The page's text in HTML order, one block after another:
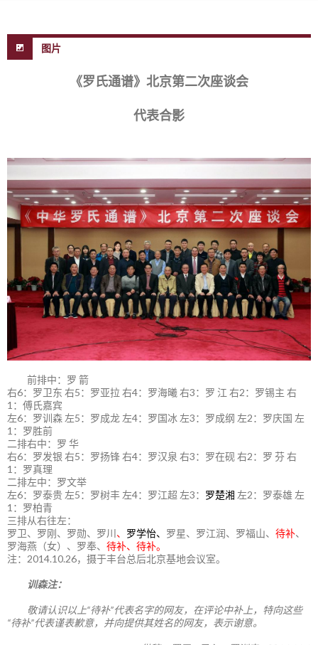
图片
《罗氏通谱》北京第二次座谈会
代表合影
前排中：罗 箭
右6：罗卫东 右5：罗亚拉 右4：罗海曦 右3：罗 江 右2：罗锡主 右
1：傅氏嘉宾
左6：罗训森 左5：罗成龙 左4：罗国冰 左3：罗成纲 左2：罗庆国 左
1：罗胜前
二排右中：罗 华
右6：罗发银 右5：罗扬锋 右4：罗汉泉 右3：罗在砚 右2：罗 芬 右
1：罗真理
二排左中：罗文举
左6：罗泰贵 左5：罗树丰 左4：罗江超 左3： 罗楚湘 左2：罗泰雄 左
1：罗柏青
三排从右往左：
罗卫、罗刚、罗勋、罗川 、 罗学怡、 罗星、罗江润、罗福山、 待补、
罗海燕（女）、罗奉、 待补、待补。
注：2014.10.26，摄于丰台总后北京基地会议室。
训森注：
敬请认识以上“待补”代表名字的网友，在评论中补上，特向这些
“待补”代表谨表歉意，并向提供其姓名的网友，表示谢意。